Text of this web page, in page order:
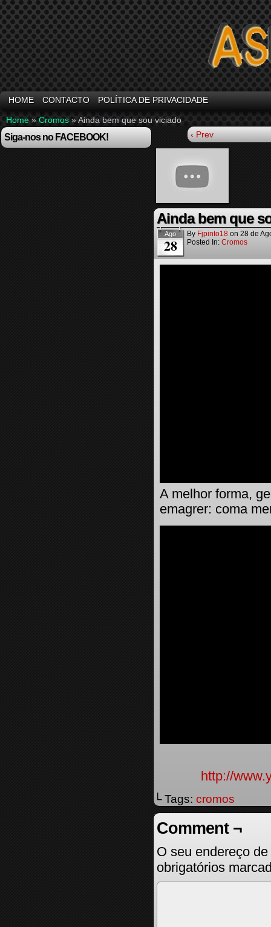
HOME CONTACTO POLÍTICA DE PRIVACIDADE
Home » Cromos »Ainda bem que sou viciado
Siga-nos no FACEBOOK! ‹ Prev
Ainda bem que
Ago
28
By Fjpinto18 on 28 de
Posted In: Cromos
A melhor forma,
emagrer: coma
http://
└ Tags: cromos
Comment ¬
O seu endereço
obrigatórios